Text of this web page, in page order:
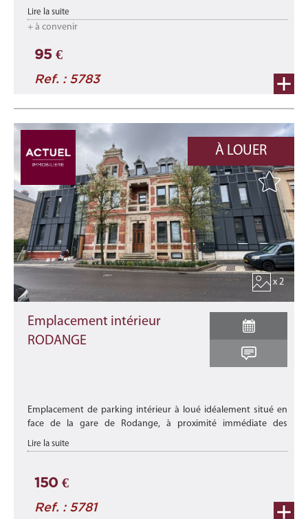
Dans une résidence idéalement située à Lamadelaine, à
proximité immédiate des transports en commun
Ces places sécu ...
Lire la suite
+ à convenir
95 €
Ref. : 5783
À LOUER
x 2
Emplacement intérieur
RODANGE
Emplacement de parking intérieur à loué idéalement situé en
face de la gare de Rodange, à proximité immédiate des
commerces, des crèches, des transports en commun et de
toutes les commodités ...
Lire la suite
150 €
Ref. : 5781